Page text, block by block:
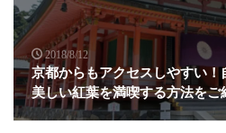
2018/8/12
京都からもアクセスしやすい
美しい紅葉を満喫する方法をご